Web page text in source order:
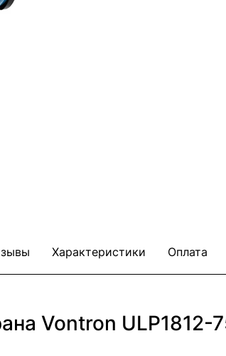
Характеристики Оплата
Vontron ULP1812-